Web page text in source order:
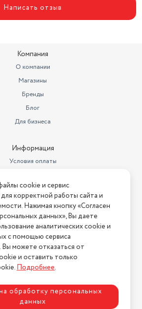
Написать отзыв
Компания
О компании
Магазины
Бренды
Блог
Для бизнеса
Информация
Условия оплаты
Условия возврата
на сайте? Напишите нам
"АстМаркет". У нас есть всё!
конфиденциальности
cookie и сервис
корректной работы сайта и
Нажимая кнопку «Согласен
данных», Вы даете
аналитических cookie и
с помощью сервиса
можете отказаться от
и оставить только
Подробнее.
обработку персональных
данных